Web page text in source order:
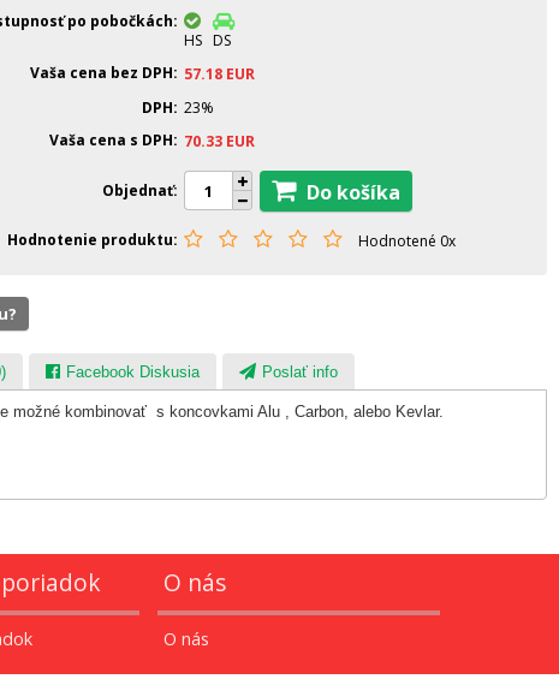
po pobočkách
HS DS
Vaša cena bez DPH
57.18 EUR
DPH 23%
Vaša cena s DPH
70.33 EUR
Objednať Do košíka
Hodnotenie produktu Hodnotené 0x
Facebook Diskusia Poslať info
kombinovať s koncovkami Alu , Carbon, alebo Kevlar.
O nás
O nás